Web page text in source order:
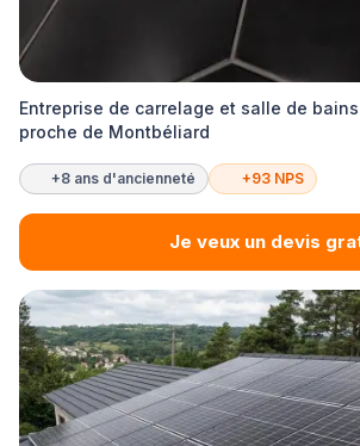
Entreprise de carrelage et salle de bains
proche de Montbéliard
+8 ans d'ancienneté +93 NPS
Je veux un devis